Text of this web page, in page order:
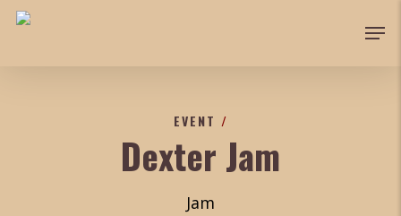
Skip
EVENT /
Dexter Jam
Jam